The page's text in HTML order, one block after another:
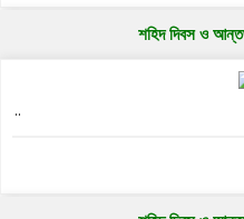
শহিদ দিবস ও
..